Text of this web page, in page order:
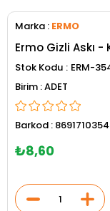
Marka : ERMO
Ermo Gizli Askı -
Stok Kodu
ERM-
ADET
Barkod :
₺8,60